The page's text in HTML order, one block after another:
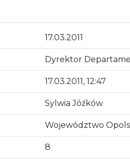
17.03.2011
Dyrektor
17.03.2011, 12:47
Sylwia Jóźków
Województwo
8